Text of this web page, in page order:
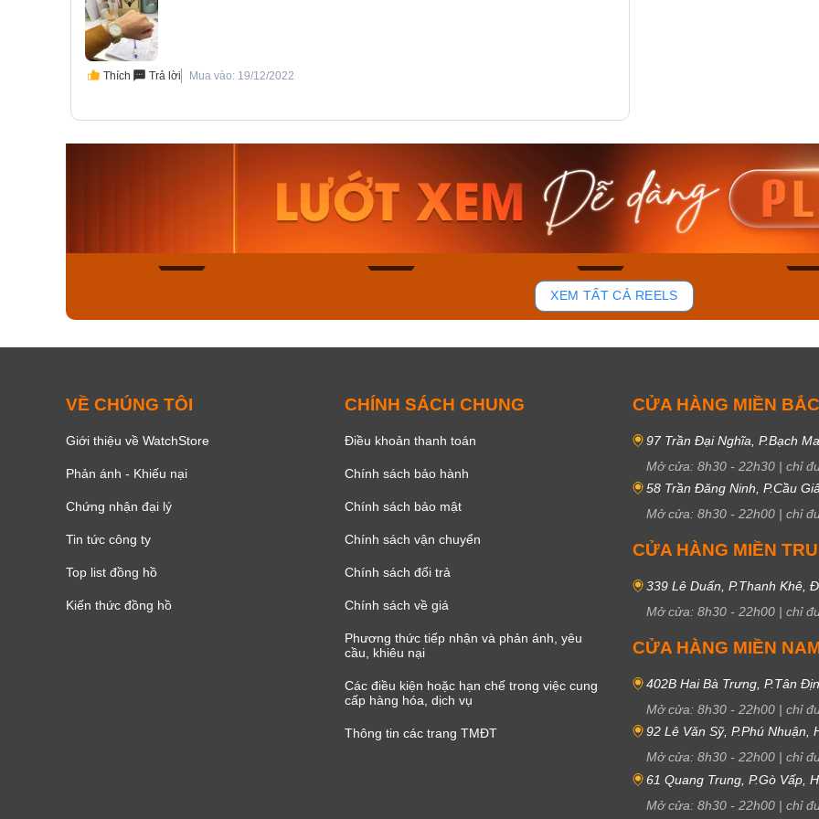
Thích Trả lời Mua vào: 19/12/2022
Casio Nam MTS-
115D-1AVDF
2.823.000₫
2.399.550₫
Mua ngay
51
Casio Nam MTS-
RS100L-1AVDF
4.276.000₫
3.634.600₫
Casio
230EL-
Mua
XEM TẤT CẢ REELS
VỀ CHÚNG TÔI
Giới thiệu về WatchStore
Phản ánh - Khiếu nại
Chứng nhận đại lý
Tin tức công ty
Top list đồng hồ
Kiến thức đồng hồ
CHÍNH SÁCH CHUNG
Điều khoản thanh toán
Chính sách bảo hành
Chính sách bảo mật
Chính sách vận chuyển
Chính sách đổi trả
Chính sách về giá
Phương thức tiếp nhận và phản ánh, yêu
cầu, khiêu nại
Các điều kiện hoặc hạn chế trong việc cung
cấp hàng hóa, dịch vụ
Thông tin các trang TMĐT
CỬA HÀNG MIỀN BẮC
97 Trần Đại Nghĩa, P.Bạch
Mở cửa: 8h30 - 22h30 | chỉ
58 Trần Đăng Ninh, P.Cầu
Mở cửa: 8h30 - 22h00 | chỉ
CỬA HÀNG MIỀN
339 Lê Duẩn, P.Thanh Khê,
Mở cửa: 8h30 - 22h00 | chỉ
CỬA HÀNG MIỀN
402B Hai Bà Trưng, P.Tân
Mở cửa: 8h30 - 22h00 | chỉ
92 Lê Văn Sỹ, P.Phú Nhuận,
Mở cửa: 8h30 - 22h00 | chỉ
61 Quang Trung, P.Gò Vấp,
Mở cửa: 8h30 - 22h00 | chỉ